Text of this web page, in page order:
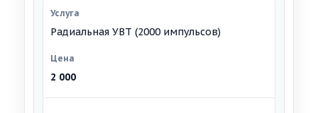
Радиальная УВТ (2000 импульсов)
2 000